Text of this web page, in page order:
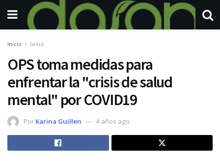
Inicio Salud
OPS toma medidas para
enfrentar la "crisis de salud
mental" por COVID19
Por Karina Guillen 4 años ago